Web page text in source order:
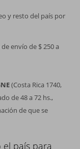
y resto del país por
envío de $ 250 a
(Costa Rica 1740,
de 48 a 72 hs.,
de que se
país para